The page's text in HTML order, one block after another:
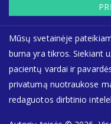
Mūsų svetainėje
burna yra tikros. Siekiant
pacientų vardai ir
privatumą nuotraukose
redaguotos dirbtinio